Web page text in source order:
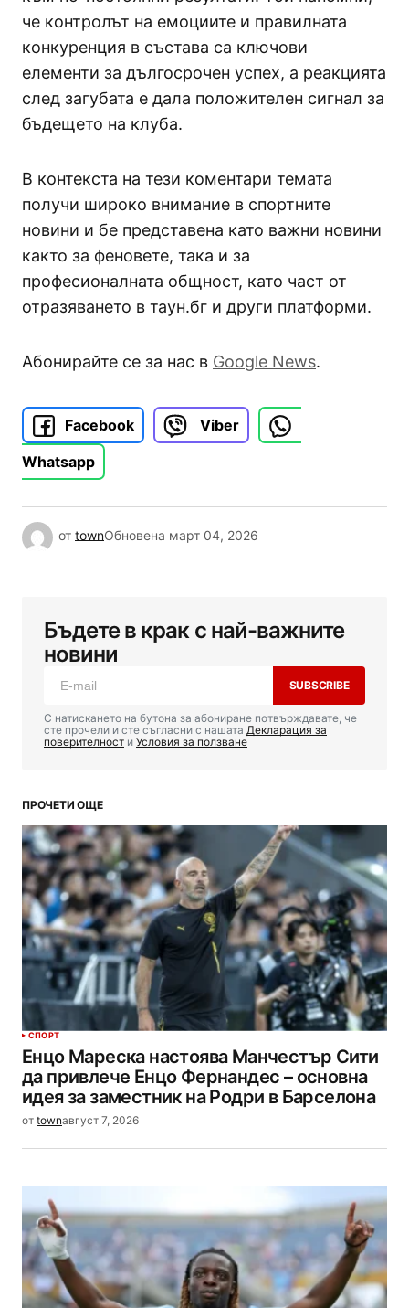
че контролът на емоциите и правилната
конкуренция в състава са ключови
елементи за дългосрочен успех, а реакцията
след загубата е дала положителен сигнал за
бъдещето на клуба.
В контекста на тези коментари темата
получи широко внимание в спортните
новини и бе представена като важни новини
както за феновете, така и за
професионалната общност, като част от
отразяването в таун.бг и други платформи.
Абонирайте се за нас в Google News.
Facebook
Viber
Whatsapp
от townОбновена март 04, 2026
Бъдете в крак с най-важните
новини
SUBSCRIBE
С натискането на бутона за абониране потвърждавате, че
сте прочели и сте съгласни с нашата Декларация за
поверителност и Условия за ползване
ПРОЧЕТИ ОЩЕ
СПОРТ
Енцо Мареска настоява Манчестър Сити
да привлече Енцо Фернандес – основна
идея за заместник на Родри в Барселона
от townавгуст 7, 2026